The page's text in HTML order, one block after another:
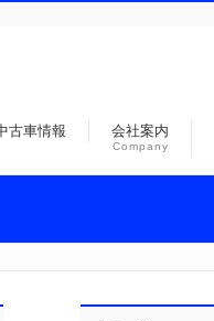
古車情報 会社案内
Company